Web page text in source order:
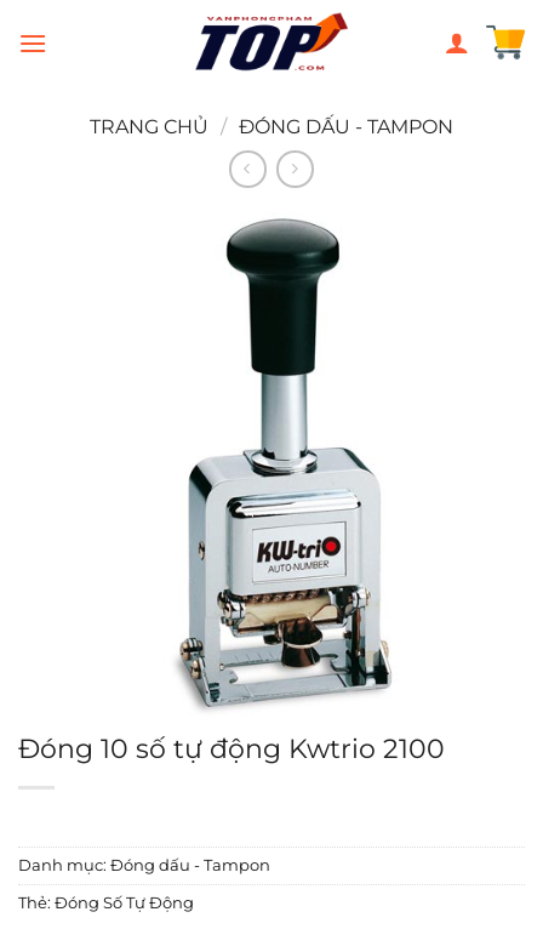
đến
TRANG CHỦ
/ ĐÓNG DẤU - TAMPON
Đóng 10 số tự động Kwtrio 2100
Danh mục: Đóng dấu - Tampon
Thẻ: Đóng Số Tự Động